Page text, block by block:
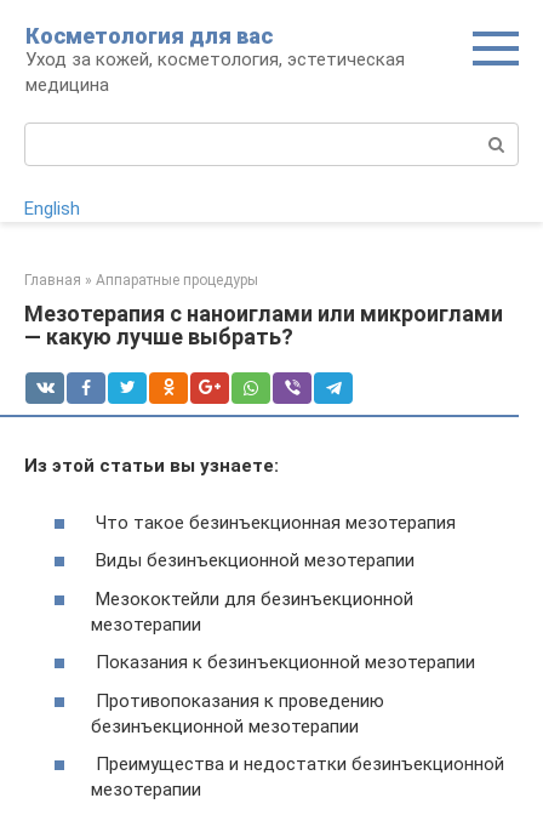
контенту
Косметология для вас
Уход за кожей, косметология, эстетическая
медицина
English
Главная » Аппаратные процедуры
Мезотерапия с наноиглами или микроиглами
— какую лучше выбрать?
Из этой статьи вы узнаете:
Что такое безинъекционная мезотерапия
Виды безинъекционной мезотерапии
Мезококтейли для безинъекционной
мезотерапии
Показания к безинъекционной мезотерапии
Противопоказания к проведению
безинъекционной мезотерапии
Преимущества и недостатки безинъекционной
мезотерапии